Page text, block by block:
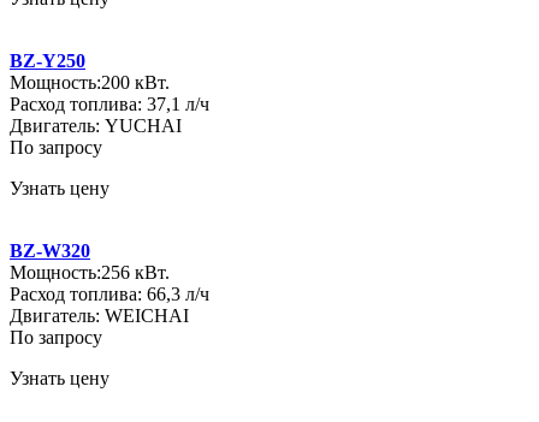
BZ-Y250
Мощность:200 кВт.
Расход топлива: 37,1 л/ч
Двигатель: YUCHAI
По запросу
Узнать цену
BZ-W320
Мощность:256 кВт.
Расход топлива: 66,3 л/ч
Двигатель: WEICHAI
По запросу
Узнать цену